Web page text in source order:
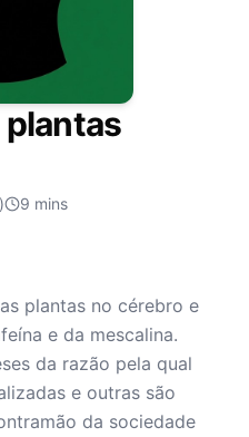
plantas
9 mins
plantas no cérebro e
e da mescalina.
da razão pela qual
e outras são
da sociedade